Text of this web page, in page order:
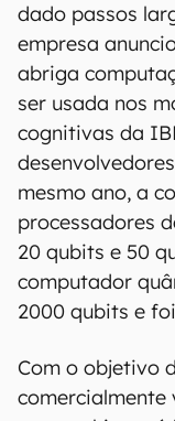
dado passos
empresa
abriga
ser usada nos
cognitivas da
mesmo ano, a
processadores
20 qubits e 50
computador
2000 qubits e
Com o objetivo
comercialmente